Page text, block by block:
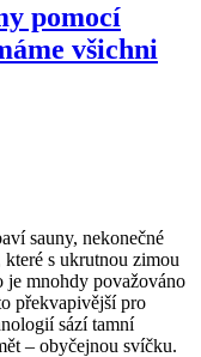
pomocí
všichni
sauny, nekonečné
které s ukrutnou zimou
je mnohdy považováno
překvapivější pro
sází tamní
– obyčejnou svíčku.